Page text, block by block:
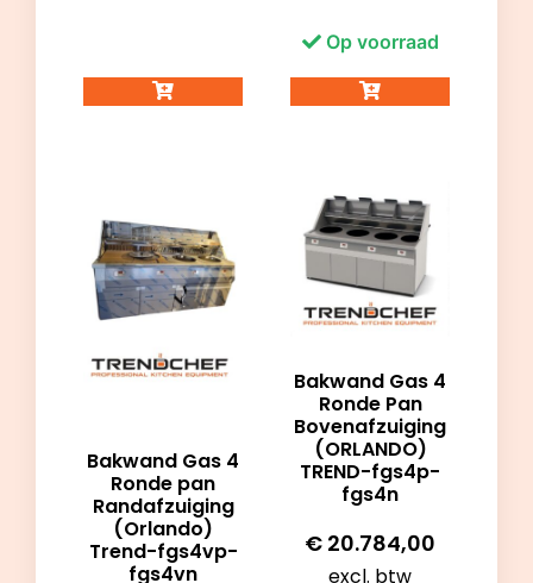
Op voorraad
Bakwand Gas 4
Ronde pan
Randafzuiging
(Orlando)
Trend-fgs4vp-
fgs4vn
Bakwand Gas 4
Ronde Pan
Bovenafzuiging
(ORLANDO)
TREND-fgs4p-
fgs4n
€ 20.784,00
excl. btw